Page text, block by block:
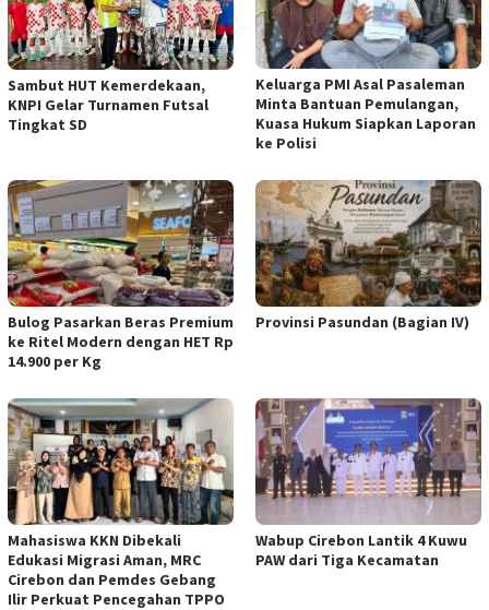
Sambut HUT Kemerdekaan,
KNPI Gelar Turnamen Futsal
Tingkat SD
Keluarga PMI Asal Pasaleman
Minta Bantuan Pemulangan,
Kuasa Hukum Siapkan Laporan
ke Polisi
Bulog Pasarkan Beras Premium
ke Ritel Modern dengan HET Rp
14.900 per Kg
Provinsi Pasundan (Bagian IV)
Mahasiswa KKN Dibekali
Edukasi Migrasi Aman, MRC
Cirebon dan Pemdes Gebang
Ilir Perkuat Pencegahan TPPO
Wabup Cirebon Lantik 4 Kuwu
PAW dari Tiga Kecamatan